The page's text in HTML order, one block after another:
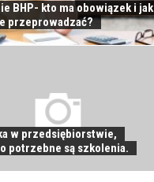
BHP- kto ma obowiązek i jak
przeprowadzać?
w przedsiębiorstwie,
potrzebne są szkolenia.
ROZWÓJ
PRACOWNIKA - JAK O